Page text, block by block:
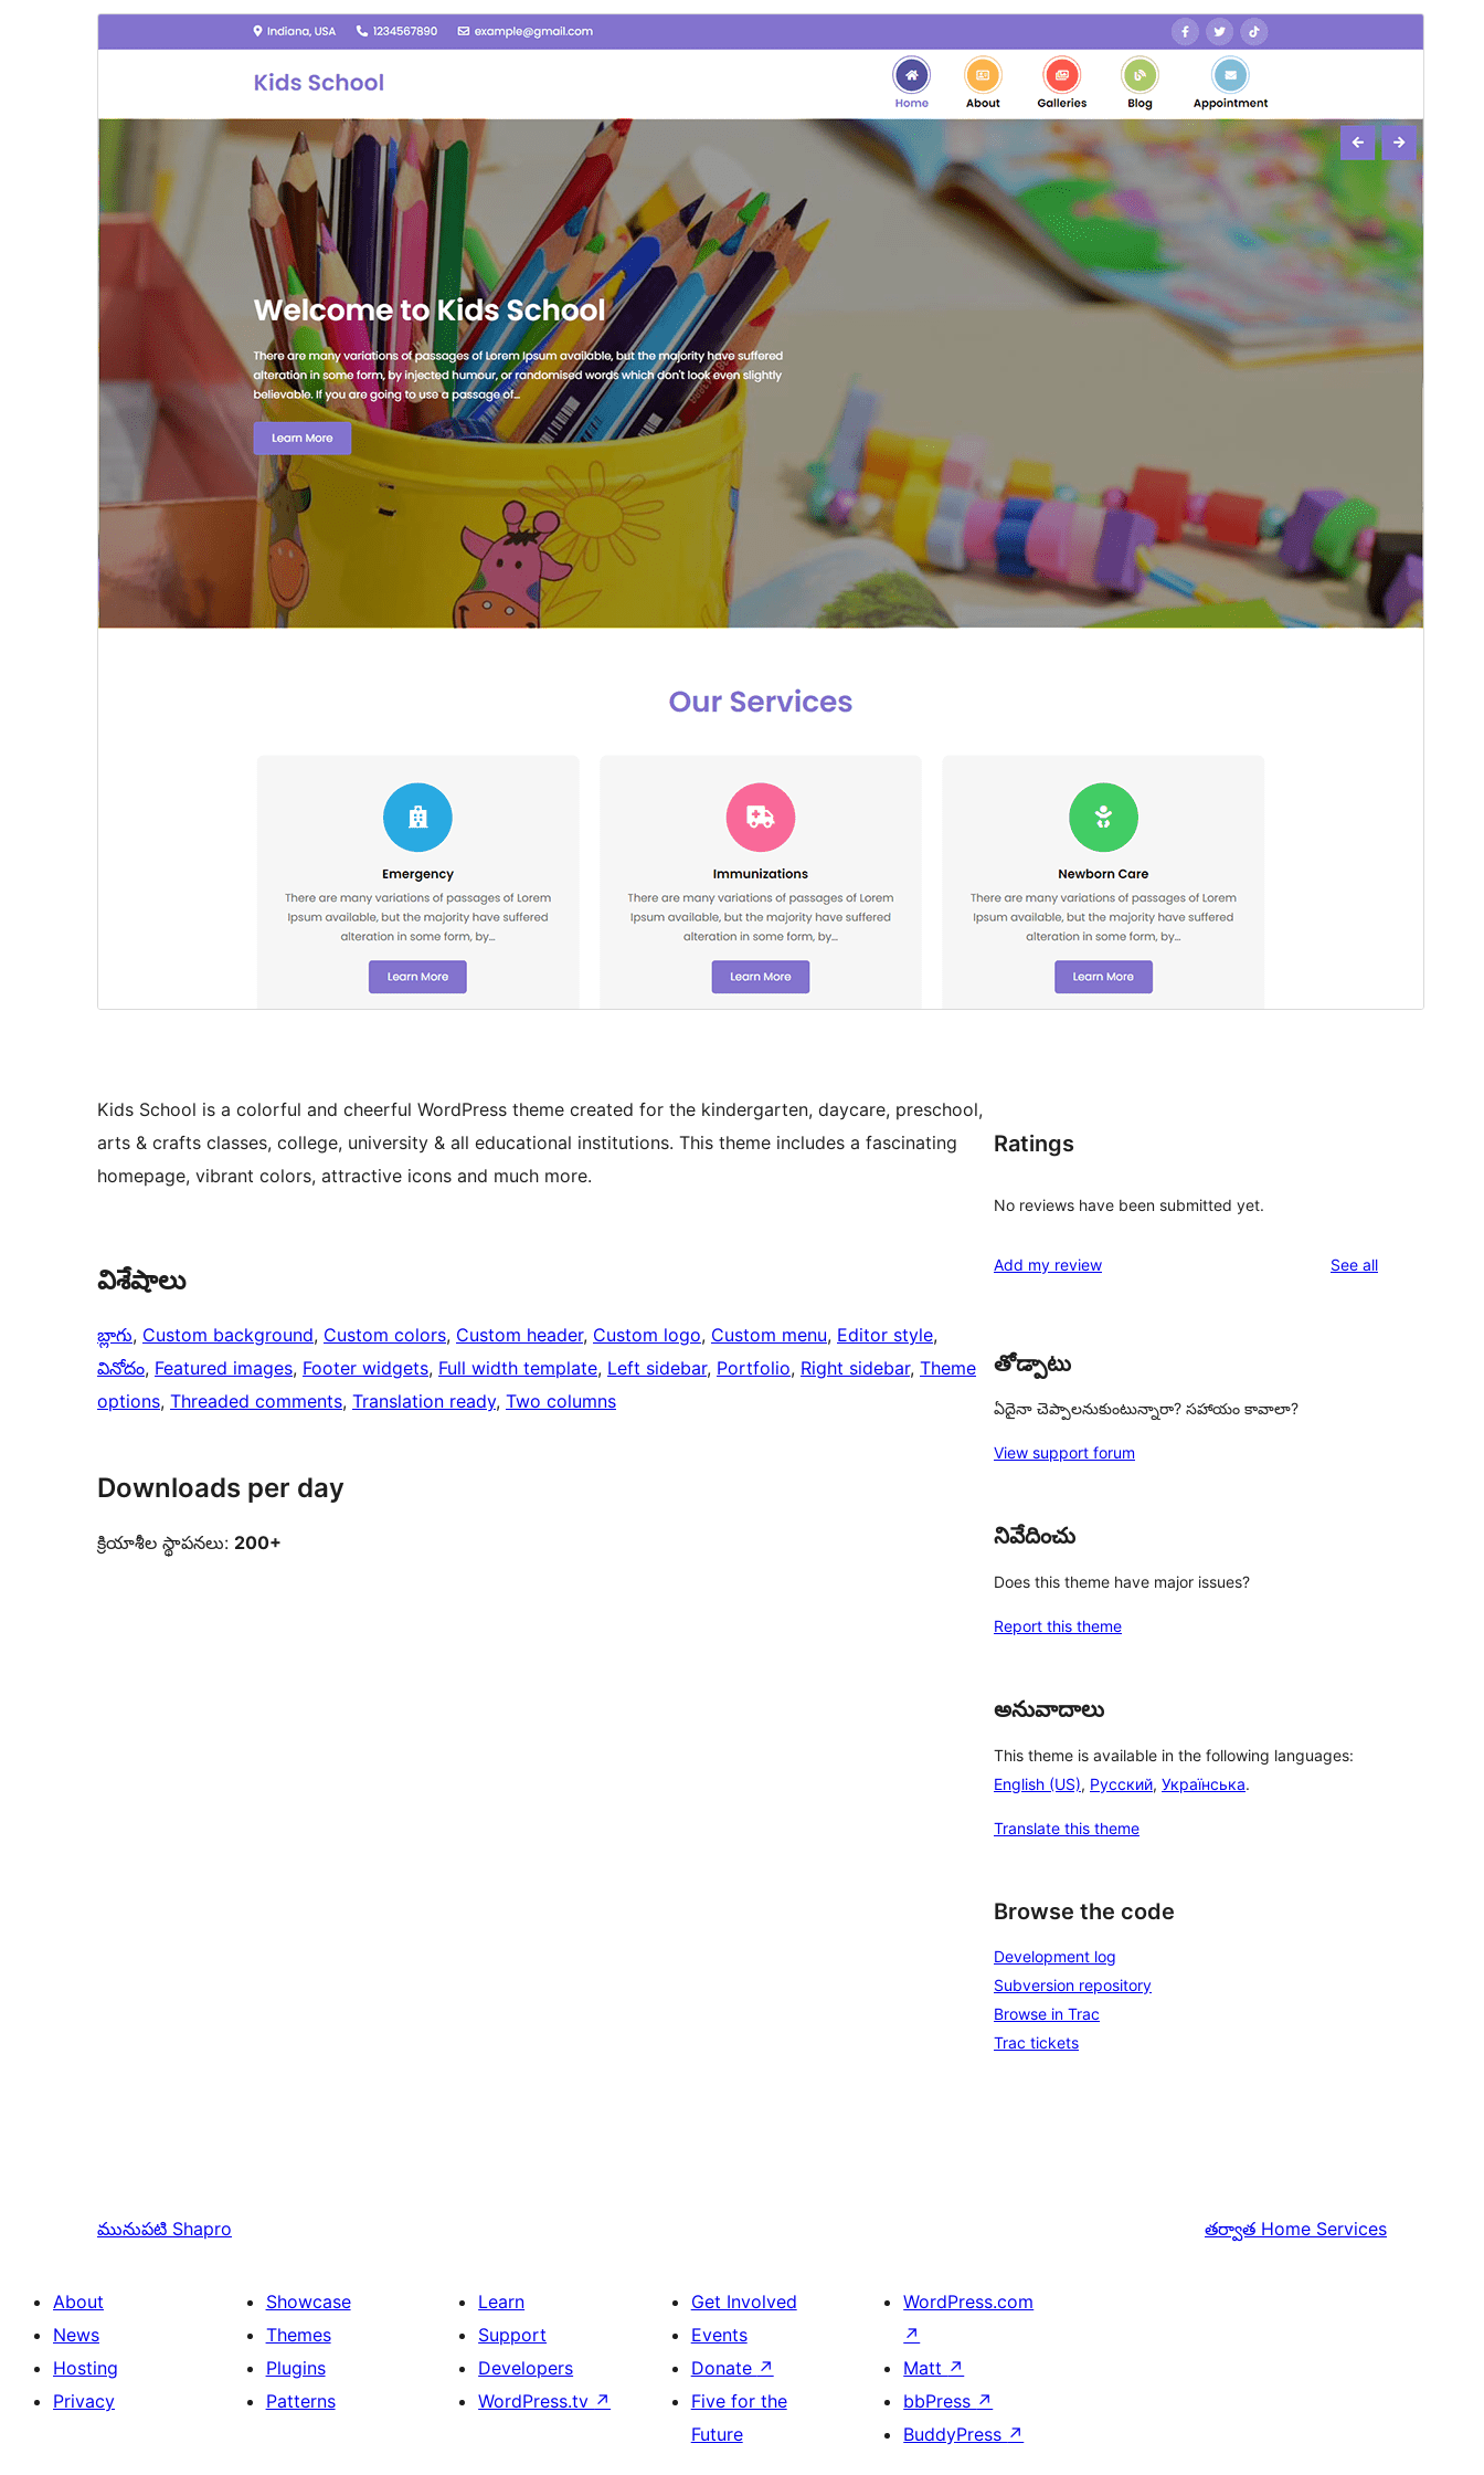
వెర్షన్
Last updated
Active installations
200+
WordPress version
5.1
PHP version
5.6
Theme homepage
Kids School is a colorful and cheerful WordPress theme created for the kindergarten, daycare, preschool,
arts & crafts classes, college, university & all educational institutions. This theme includes a fascinating
homepage, vibrant colors, attractive icons and much more.
విశేషాలు
బ్లాగు, Custom background, Custom colors, Custom header, Custom logo, Custom menu, Editor style
వినోదం, Featured images, Footer widgets, Full width template, Left sidebar, Portfolio, Right sidebar, Theme
options, Threaded comments, Translation ready, Two columns
Downloads per day
క్రియాశీల స్థాపనలు: 200+
Ratings
No reviews have been submitted yet.
Add my review See allreviews
తోడ్పాటు
ఏదైనా చెప్పాలనుకుంటున్నారా? సహాయం కావాలా?
View support forum
నివేదించు
Does this theme have major issues?
Report this theme
అనువాదాలు
This theme is available in the following languages:
English (US), Русский, Українська.
Translate this theme
Browse the code
Development log
Subversion repository
Browse in Trac
Trac tickets
మునుపటి Shapro తర్వాత Home Services
About
News
Hosting
Privacy
Showcase
Themes
Plugins
Patterns
Learn
Support
Developers
WordPress.tv ↗
Get Involved
Events
Donate ↗
Five for the
Future
WordPress.com
↗
Matt ↗
bbPress ↗
BuddyPress ↗